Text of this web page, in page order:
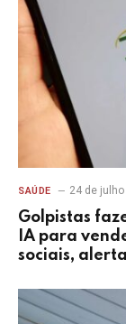
SAÚDE 24 de
Golpistas
IA para
sociais,